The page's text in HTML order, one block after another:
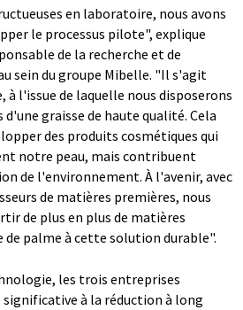
en laboratoire, nous avons
le processus pilote", explique
de la recherche et de
sein du groupe Mibelle. "Il s'agit
l'issue de laquelle nous disposerons
graisse de haute qualité. Cela
des produits cosmétiques qui
notre peau, mais contribuent
de l'environnement. À l'avenir, avec
de matières premières, nous
de plus en plus de matières
de palme à cette solution durable".
les trois entreprises
à la réduction à long